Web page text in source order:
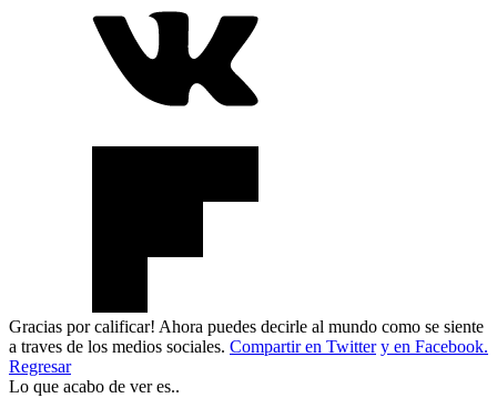
Gracias por calificar! Ahora puedes decirle al mundo como se siente
a traves de los medios sociales. Compartir en Twitter y en Facebook.
Regresar
Lo que acabo de ver es..